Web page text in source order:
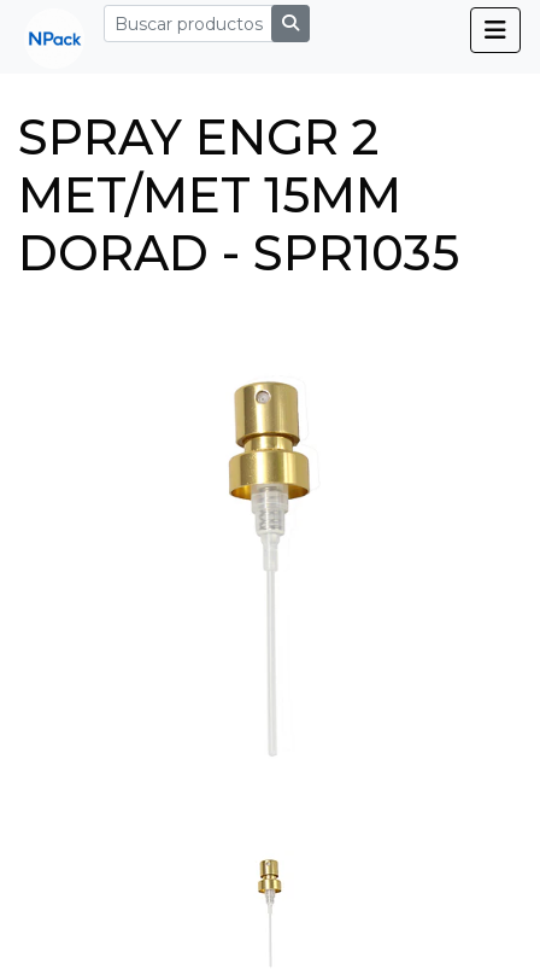
SPRAY ENGR 2
MET/MET 15MM
DORAD - SPR1035